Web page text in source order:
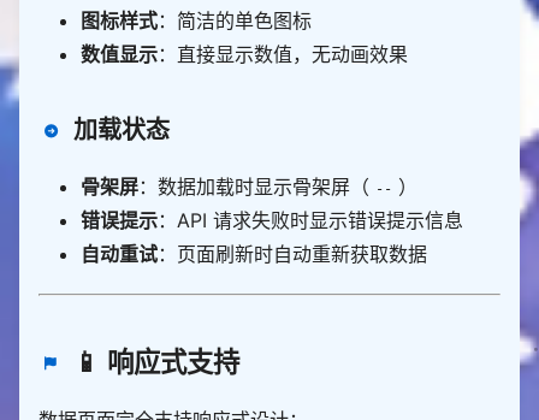
图标样式：简洁的单色图标
数值显示：直接显示数值，无动画效果
加载状态
骨架屏：数据加载时显示骨架屏（ -- ）
错误提示：API 请求失败时显示错误提示信息
自动重试：页面刷新时自动重新获取数据
📱 响应式支持